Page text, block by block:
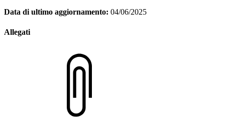
Data di ultimo aggiornamento: 04/06/2025
Allegati